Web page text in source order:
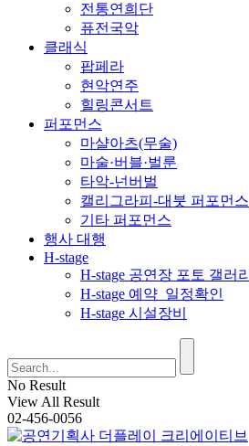
전통연희단
퓨전국악
클래식
팝페라
현악연주
힐링콘서트
퍼포먼스
마샬아츠(무술)
마술·버블·벌룬
타악-넌버벌
캘리그라피-대붓 퍼포먼스
기타 퍼포먼스
행사 대행
H-stage
H-stage 공연장 포토 갤러리
H-stage 예약_일정확인
H-stage 시설장비
No Result
View All Result
02-456-0056